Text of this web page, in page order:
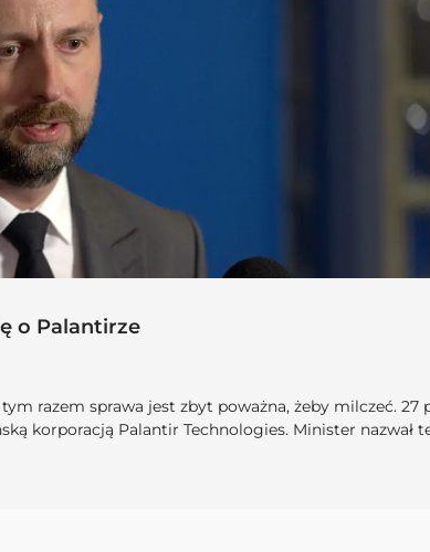
o Palantirze
razem sprawa jest zbyt poważna, żeby milczeć. 27
korporacją Palantir Technologies. Minister nazwał